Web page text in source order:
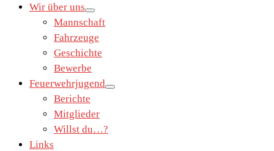
Wir über uns
Mannschaft
Fahrzeuge
Geschichte
Bewerbe
Feuerwehrjugend
Berichte
Mitglieder
Willst du…?
Links